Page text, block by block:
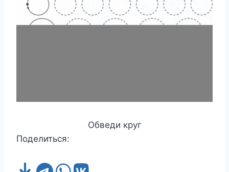
Обведи круг
Поделиться: